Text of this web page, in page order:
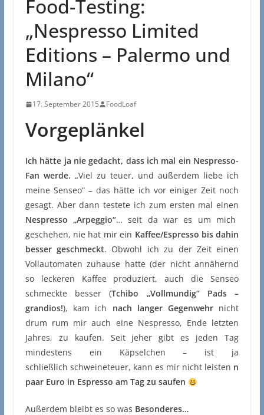
Food-Testing:
„Nespresso Limited
Editions – Palermo und
Milano“
17. September 2015 FoodLoaf
Vorgeplänkel
Ich hätte ja nie gedacht, dass ich mal ein Nespresso-
Fan werde. „Viel zu teuer, und außerdem liebe ich
meine Senseo“ – das hätte ich vor einiger Zeit noch
gesagt. Aber dann testete ich zum ersten mal einen
Nespresso „Arpeggio“… seit da war es um mich
geschehen, nie hat mir ein Kaffee/Espresso bis dahin
besser geschmeckt. Obwohl ich zu der Zeit einen
Vollautomaten zuhause hatte (der nicht annähernd
so leckeren Kaffee produziert, auch die Senseo
schmeckte besser (Tchibo „Vollmundig“ Pads –
grandios!), kam ich nach langer Gegenwehr nicht
drum rum mir auch eine Nespresso, Ende letzten
Jahres, zu kaufen. Seit jeher gibt es jeden Tag
mindestens ein Käpselchen – ist ja
schließlich schweineteuer, kann es mir nicht leisten n
paar Euro in Espresso am Tag zu saufen
Außerdem bleibt es so was Besonderes…